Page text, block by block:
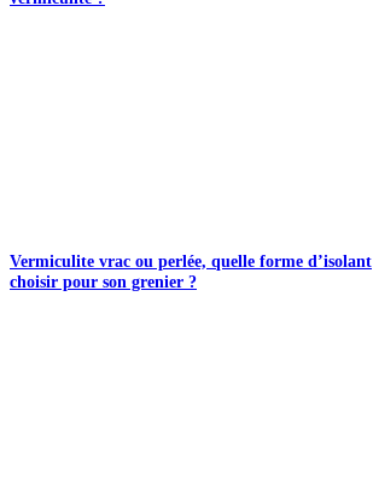
Vermiculite vrac ou perlée, quelle forme d’isolant
choisir pour son grenier ?